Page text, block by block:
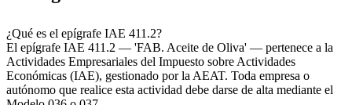
¿Qué es el epígrafe IAE 411.2?
El epígrafe IAE 411.2 — 'FAB. Aceite de Oliva' — pertenece a la
Actividades Empresariales del Impuesto sobre Actividades
Económicas (IAE), gestionado por la AEAT. Toda empresa o
autónomo que realice esta actividad debe darse de alta mediante el